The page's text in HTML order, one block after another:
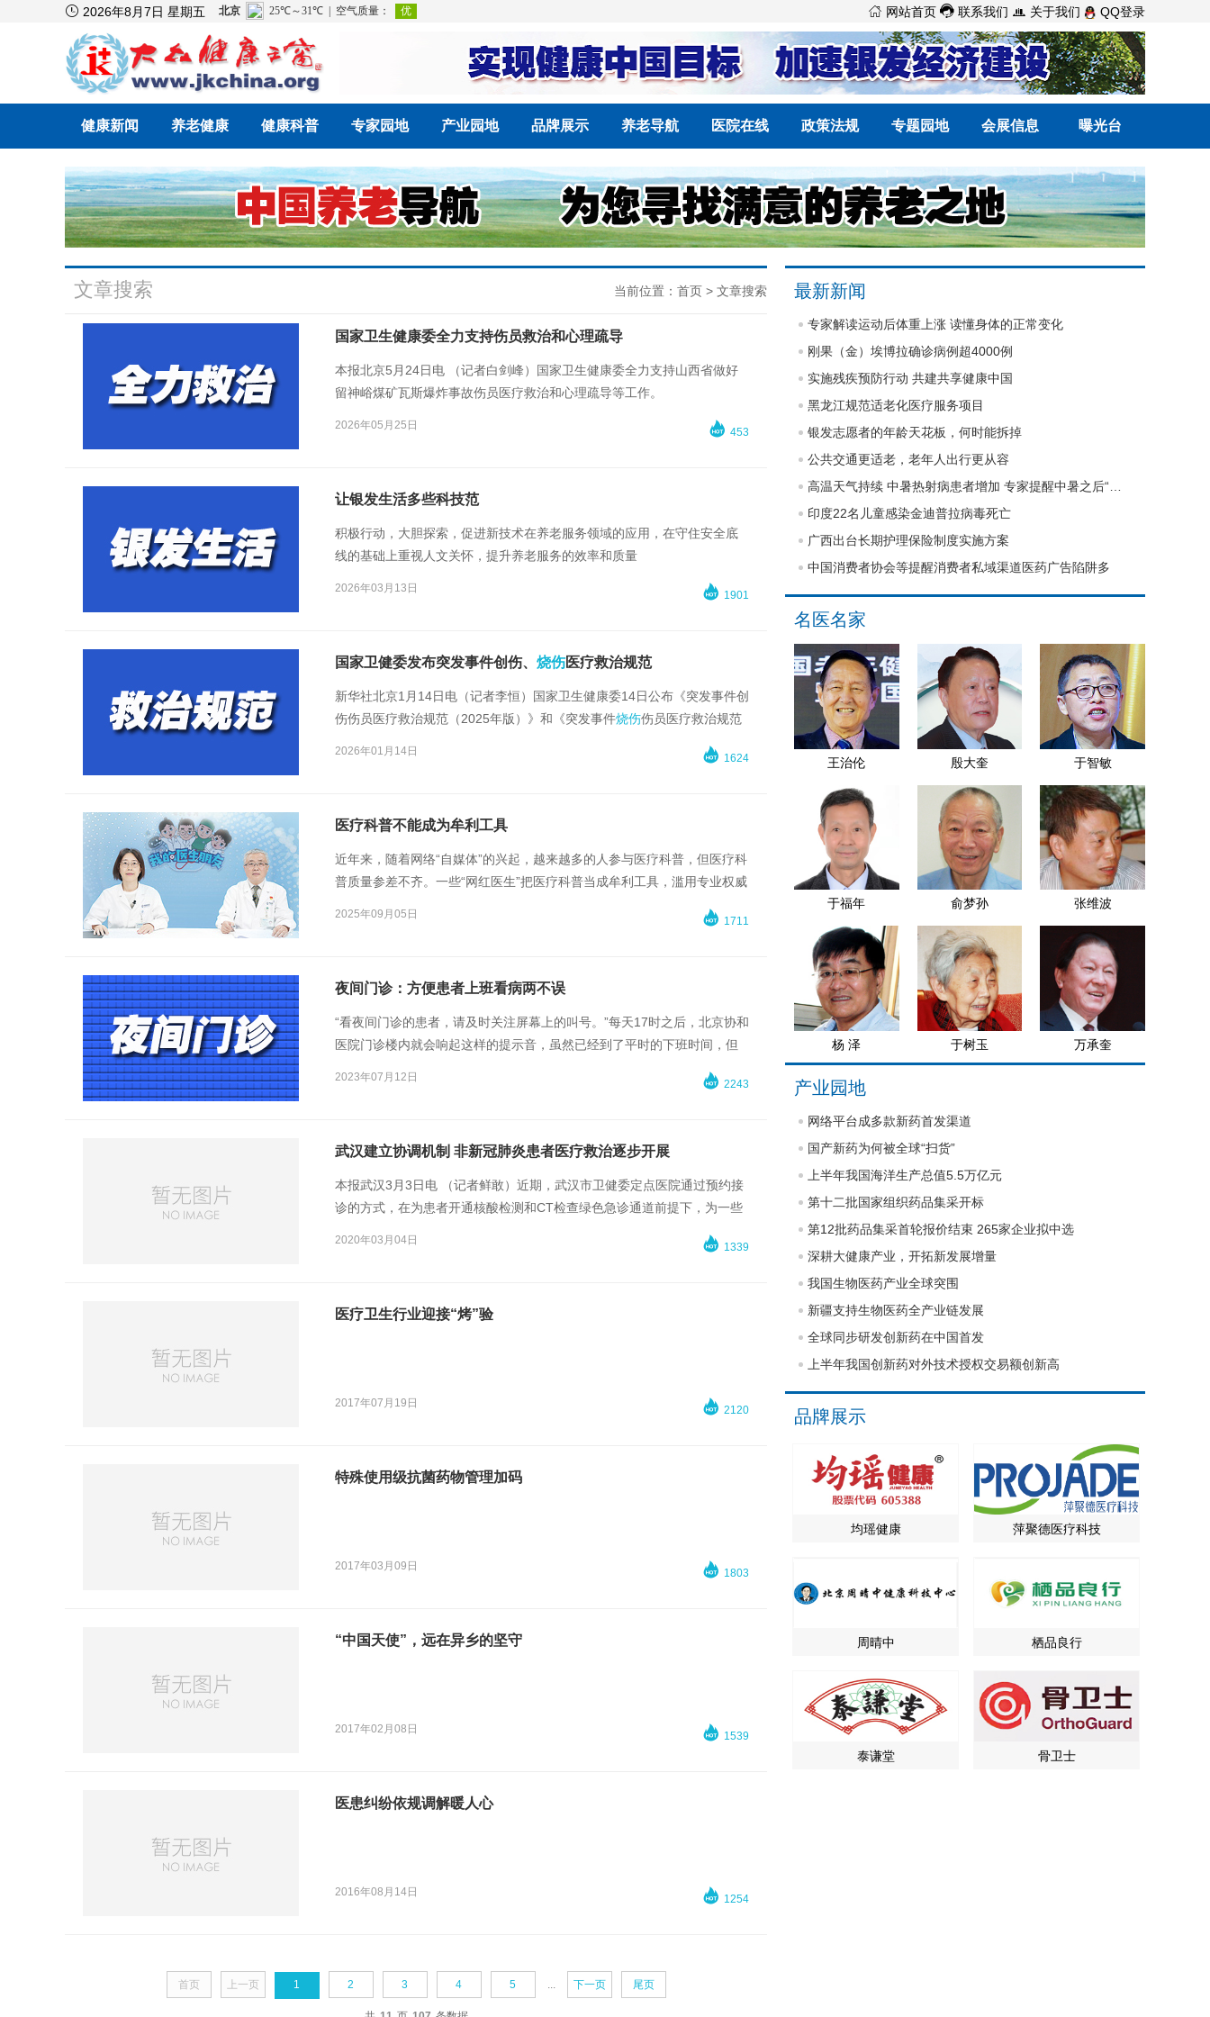
 2026年8月7日 星期五  网站首页  联系我们  关于我们 QQ登录
健康新闻 养老健康 健康科普 专家园地 产业园地 品牌展示 养老导航 医院在线 政策法规 专题园地 会展信息 曝光台
文章搜索 当前位置： 首页 > 文章搜索
国家卫生健康委全力支持伤员救治和心理疏导
本报北京5月24日电 （记者白剑峰）国家卫生健康委全力支持山西省做好
留神峪煤矿瓦斯爆炸事故伤员医疗救治和心理疏导等工作。
2026年05月25日  453
让银发生活多些科技范
积极行动，大胆探索，促进新技术在养老服务领域的应用，在守住安全底
线的基础上重视人文关怀，提升养老服务的效率和质量
2026年03月13日  1901
国家卫健委发布突发事件创伤、 烧伤医疗救治规范
新华社北京1月14日电（记者李恒）国家卫生健康委14日公布《突发事件创
伤伤员医疗救治规范（2025年版）》和《突发事件烧伤伤员医疗救治规范
2026年01月14日  1624
医疗科普不能成为牟利工具
近年来，随着网络“自媒体”的兴起，越来越多的人参与医疗科普，但医疗科
普质量参差不齐。一些“网红医生”把医疗科普当成牟利工具，滥用专业权威
2025年09月05日  1711
夜间门诊：方便患者上班看病两不误
“看夜间门诊的患者，请及时关注屏幕上的叫号。”每天17时之后，北京协和
医院门诊楼内就会响起这样的提示音，虽然已经到了平时的下班时间，但
2023年07月12日  2243
武汉建立协调机制 非新冠肺炎患者医疗救治逐步开展
本报武汉3月3日电 （记者鲜敢）近期，武汉市卫健委定点医院通过预约接
诊的方式，在为患者开通核酸检测和CT检查绿色急诊通道前提下，为一些
布了非新冠肺炎患者救治医院名单，重点满足慢性重症患者、孕产妇、儿
2020年03月04日  1339
医疗卫生行业迎接“烤”验
2017年07月19日  2120
特殊使用级抗菌药物管理加码
2017年03月09日  1803
“中国天使”，远在异乡的坚守
2017年02月08日  1539
医患纠纷依规调解暖人心
2016年08月14日  1254
首页 上一页 1 2 3 4 5 ... 下一页 尾页
最新新闻
专家解读运动后体重上涨 读懂身体的正常变化
刚果（金）埃博拉确诊病例超4000例
实施残疾预防行动 共建共享健康中国
黑龙江规范适老化医疗服务项目
银发志愿者的年龄天花板，何时能拆掉
公共交通更适老，老年人出行更从容
印度22名儿童感染金迪普拉病毒死亡
广西出台长期护理保险制度实施方案
中国消费者协会等提醒消费者私域渠道医药广告陷阱多
名医名家
王治伦 殷大奎 于智敏
于福年 俞梦孙 张维波
杨 泽 于树玉 万承奎
产业园地
网络平台成多款新药首发渠道
国产新药为何被全球“扫货”
上半年我国海洋生产总值5.5万亿元
第十二批国家组织药品集采开标
第12批药品集采首轮报价结束 265家企业拟中选
深耕大健康产业，开拓新发展增量
我国生物医药产业全球突围
新疆支持生物医药全产业链发展
全球同步研发创新药在中国首发
上半年我国创新药对外技术授权交易额创新高
品牌展示
均瑶健康 萍聚德医疗科技
周晴中 栖品良行
泰谦堂 骨卫士